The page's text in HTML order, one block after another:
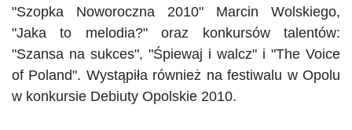
"Szopka Noworoczna 2010" Marcin Wolskiego,
"Jaka to melodia?"oraz konkursów talentów:
"Szansa na sukces", "Śpiewaj i walcz" i "The Voice
of Poland". Wystąpiła również na festiwalu w Opolu
w konkursie Debiuty Opolskie 2010.